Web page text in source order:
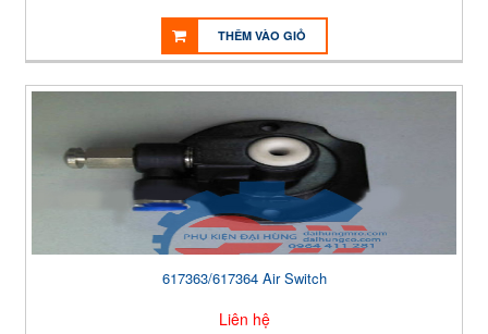
THÊM VÀO GIỎ
617363/617364 Air Switch
Liên hệ